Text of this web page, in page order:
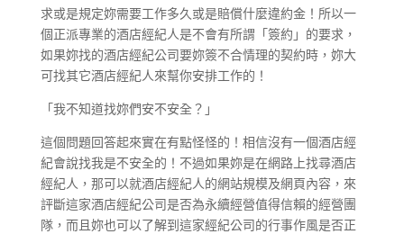
求或是規定妳需要工作多久或是賠償什麼違約金！所以一
個正派專業的酒店經紀人是不會有所謂「簽約」的要求，
如果妳找的酒店經紀公司要妳簽不合情理的契約時，妳大
可找其它酒店經紀人來幫你安排工作的！
「我不知道找妳們安不安全？」
這個問題回答起來實在有點怪怪的！相信沒有一個酒店經
紀會說找我是不安全的！不過如果妳是在網路上找尋酒店
經紀人，那可以就酒店經紀人的網站規模及網頁內容，來
評斷這家酒店經紀公司是否為永續經營值得信賴的經營團
隊，而且妳也可以了解到這家經紀公司的行事作風是否正